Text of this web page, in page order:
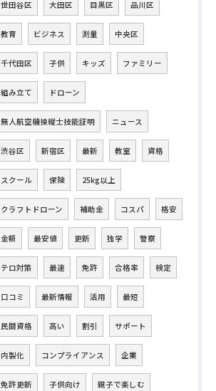
世田谷区 大田区 目黒区 品川区
教育 ビジネス 測量 中央区
千代田区 子供 キッズ ファミリー
組み立て ドローン
無人航空機操縦士技能証明 ニュース
渋谷区 新宿区 最新 教室 資格
スクール 保険 25kg以上
クラフトドローン 補助金 コスパ 格安
金額 最安値 更新 独学 警察
テロ対策 最速 免許 合格率 検定
口コミ 最新情報 活用 最短
民間資格 高い 割引 サポート
内製化 コンプライアンス 企業
免許更新 子供向け 親子で楽しむ